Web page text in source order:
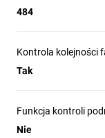
484
Kontrola kolejności
Tak
Funkcja kontroli
Nie